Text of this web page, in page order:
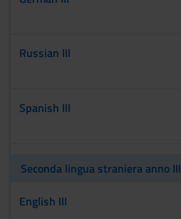
Russian III
Spanish III
Seconda lingua straniera anno III
English III